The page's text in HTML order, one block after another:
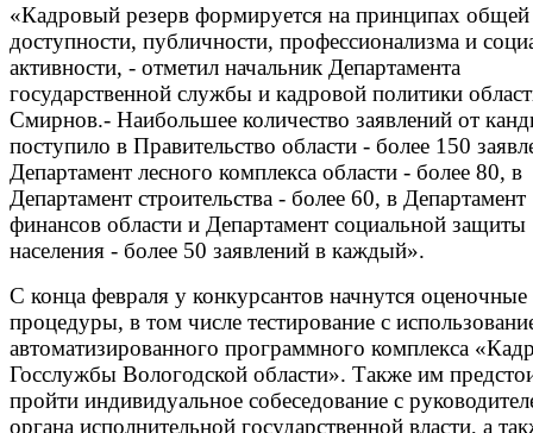
«Кадровый резерв формируется на принципах общей
доступности, публичности, профессионализма и
активности, - отметил начальник Департамента
государственной службы и кадровой политики
Смирнов.- Наибольшее количество заявлений от
поступило в Правительство области - более 150
Департамент лесного комплекса области - более 80, в
Департамент строительства - более 60, в Департамент
финансов области и Департамент социальной защиты
населения - более 50 заявлений в каждый».
С конца февраля у конкурсантов начнутся оценочные
процедуры, в том числе тестирование с
автоматизированного программного комплекса
Госслужбы Вологодской области». Также им
пройти индивидуальное собеседование с
органа исполнительной государственной власти, а